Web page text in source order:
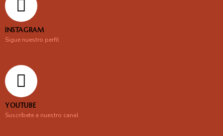
INSTAGRAM
Sigue nuestro perfil
YOUTUBE
Suscríbete a nuestro canal